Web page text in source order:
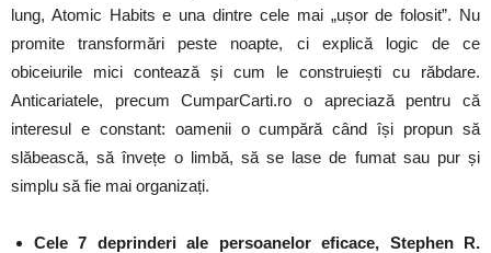
lung, Atomic Habits e una dintre cele mai „ușor de folosit”. Nu
promite transformări peste noapte, ci explică logic de ce
obiceiurile mici contează și cum le construiești cu răbdare.
Anticariatele, precum CumparCarti.ro o apreciază pentru că
interesul e constant: oamenii o cumpără când își propun să
slăbească, să învețe o limbă, să se lase de fumat sau pur și
simplu să fie mai organizați.
Cele 7 deprinderi ale persoanelor eficace, Stephen R.